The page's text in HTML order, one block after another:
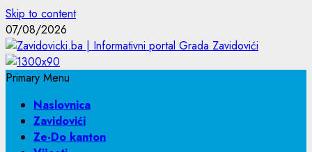
Skip to content
07/08/2026
Primary Menu
Naslovnica
Zavidovići
Ze-Do kanton